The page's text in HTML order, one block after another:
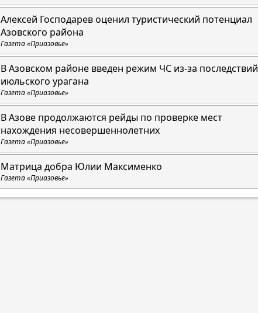
Алексей Господарев оценил туристический потенциал
Азовского района
Газета «Приазовье»
В Азовском районе введен режим ЧС из-за последствий
июльского урагана
Газета «Приазовье»
В Азове продолжаются рейды по проверке мест
нахождения несовершеннолетних
Газета «Приазовье»
Матрица добра Юлии Максименко
Газета «Приазовье»